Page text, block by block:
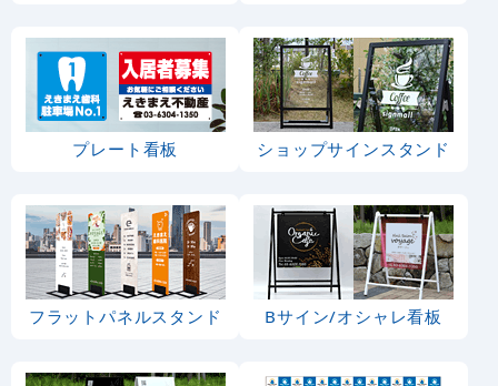
プレート看板 ショップサインスタンド
フラットパネルスタンド Bサイン/オシャレ看板